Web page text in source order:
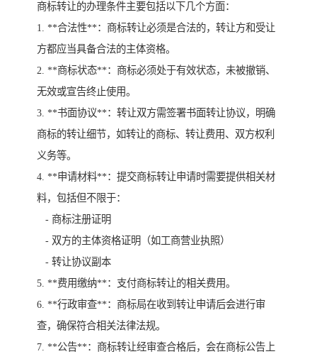
商标转让的办理条件主要包括以下几个方面：
1. **合法性**：商标转让必须是合法的，转让方和受让
方都应当具备合法的主体资格。
2. **商标状态**：商标必须处于有效状态，未被撤销、
无效或宣告终止使用。
3. **书面协议**：转让双方需签署书面转让协议，明确
商标的转让细节，如转让的商标、转让费用、双方权利
义务等。
4. **申请材料**：提交商标转让申请时需要提供相关材
料，包括但不限于：
- 商标注册证明
- 双方的主体资格证明（如工商营业执照）
- 转让协议副本
5. **费用缴纳**：支付商标转让的相关费用。
6. **行政审查**：商标局在收到转让申请后会进行审
查，确保符合相关法律法规。
7. **公告**：商标转让经审查合格后，会在商标公告上